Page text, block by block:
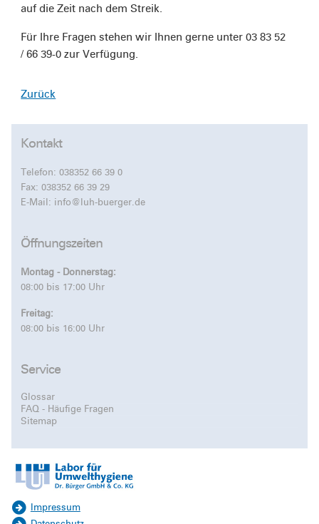
auf die Zeit nach dem Streik.
Für Ihre Fragen stehen wir Ihnen gerne unter 03 83 52
/ 66 39-0 zur Verfügung.
Zurück
Kontakt
Telefon:038352 66 39 0
Fax: 038352 66 39 29
E-Mail: info@luh-buerger.de
Öffnungszeiten
Montag - Donnerstag:
08:00 bis 17:00 Uhr
Freitag:
08:00 bis 16:00 Uhr
Service
Glossar
FAQ - Häufige Fragen
Sitemap
Impressum